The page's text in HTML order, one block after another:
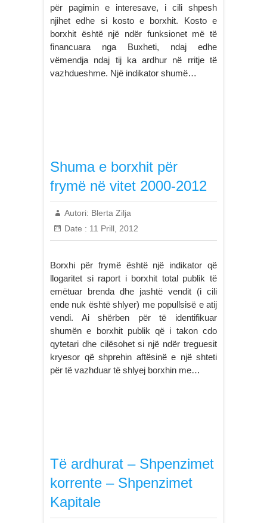
për pagimin e interesave, i cili shpesh
njihet edhe si kosto e borxhit. Kosto e
borxhit është një ndër funksionet më të
financuara nga Buxheti, ndaj edhe
vëmendja ndaj tij ka ardhur në rritje të
vazhdueshme. Një indikator shumë…
Shuma e borxhit për
frymë në vitet 2000-2012
Autori: Blerta Zilja
Date : 11 Prill, 2012
Borxhi për frymë është një indikator që
llogaritet si raport i borxhit total publik të
emëtuar brenda dhe jashtë vendit (i cili
ende nuk është shlyer) me popullsisë e atij
vendi. Ai shërben për të identifikuar
shumën e borxhit publik që i takon cdo
qytetari dhe cilësohet si një ndër treguesit
kryesor që shprehin aftësinë e një shteti
për të vazhduar të shlyej borxhin me…
Të ardhurat – Shpenzimet
korrente – Shpenzimet
Kapitale